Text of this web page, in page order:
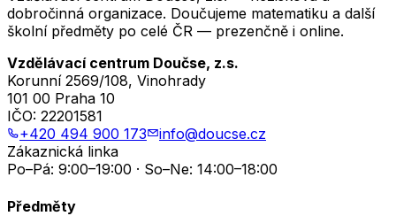
dobročinná organizace. Doučujeme matematiku a další
školní předměty po celé ČR — prezenčně i online.
Vzdělávací centrum Doučse, z.s.
Korunní 2569/108, Vinohrady
101 00 Praha 10
IČO: 22201581
+420 494 900 173
info@doucse.cz
Zákaznická linka
Po–Pá: 9:00–19:00 · So–Ne: 14:00–18:00
Předměty